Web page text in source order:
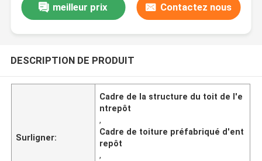
meilleur prix Contactez nous
DESCRIPTION DE PRODUIT
Surligner:
Cadre de la structure du toit de l'e
ntrepôt
,
Cadre de toiture préfabriqué d'ent
repôt
,